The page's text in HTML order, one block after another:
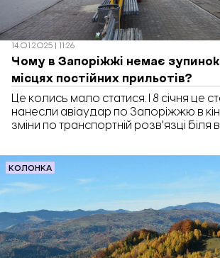
14.01.2025 | 11:26
Чому в Запоріжжі немає
місцях постійних прильотів?
Це колись мало статися. І 8 січня це
нанесли авіаудар по Запоріжжю в
зміни по транспортній розв'язці біля
прийшлися по місцю зупинок
транспорту, паркування авто,
Мешканці опинилися затиснені між
адміністративними та промисловими
підприємства.
КОЛОНКА